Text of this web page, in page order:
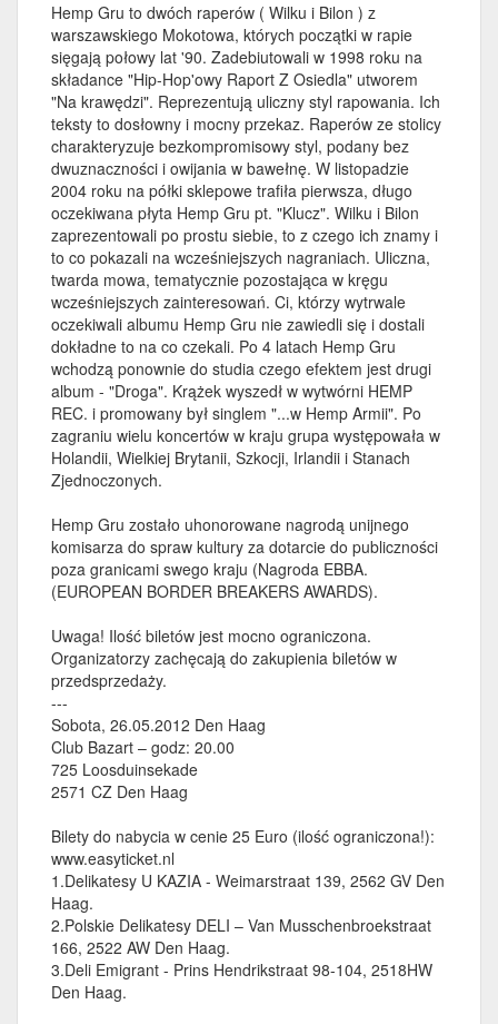
Hemp Gru to dwóch raperów ( Wilku i Bilon ) z
warszawskiego Mokotowa, których początki w rapie
sięgają połowy lat '90. Zadebiutowali w 1998 roku na
składance "Hip-Hop'owy Raport Z Osiedla" utworem
"Na krawędzi". Reprezentują uliczny styl rapowania. Ich
teksty to dosłowny i mocny przekaz. Raperów ze stolicy
charakteryzuje bezkompromisowy styl, podany bez
dwuznaczności i owijania w bawełnę. W listopadzie
2004 roku na półki sklepowe trafiła pierwsza, długo
oczekiwana płyta Hemp Gru pt. "Klucz". Wilku i Bilon
zaprezentowali po prostu siebie, to z czego ich znamy i
to co pokazali na wcześniejszych nagraniach. Uliczna,
twarda mowa, tematycznie pozostająca w kręgu
wcześniejszych zainteresowań. Ci, którzy wytrwale
oczekiwali albumu Hemp Gru nie zawiedli się i dostali
dokładne to na co czekali. Po 4 latach Hemp Gru
wchodzą ponownie do studia czego efektem jest drugi
album - "Droga". Krążek wyszedł w wytwórni HEMP
REC. i promowany był singlem "...w Hemp Armii". Po
zagraniu wielu koncertów w kraju grupa występowała w
Holandii, Wielkiej Brytanii, Szkocji, Irlandii i Stanach
Zjednoczonych.
Hemp Gru zostało uhonorowane nagrodą unijnego
komisarza do spraw kultury za dotarcie do publiczności
poza granicami swego kraju (Nagroda EBBA.
(EUROPEAN BORDER BREAKERS AWARDS).
Uwaga! Ilość biletów jest mocno ograniczona.
Organizatorzy zachęcają do zakupienia biletów w
przedsprzedaży.
---
Sobota, 26.05.2012 Den Haag
Club Bazart – godz: 20.00
725 Loosduinsekade
2571 CZ Den Haag
Bilety do nabycia w cenie 25 Euro (ilość ograniczona!):
www.easyticket.nl
1.Delikatesy U KAZIA - Weimarstraat 139, 2562 GV Den
Haag.
2.Polskie Delikatesy DELI – Van Musschenbroekstraat
166, 2522 AW Den Haag.
3.Deli Emigrant - Prins Hendrikstraat 98-104, 2518HW
Den Haag.